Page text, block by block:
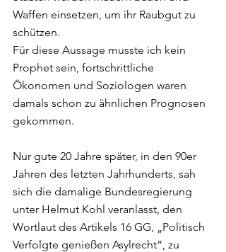
Waffen einsetzen, um ihr Raubgut zu
schützen.
Für diese Aussage musste ich kein
Prophet sein, fortschrittliche
Ökonomen und Soziologen waren
damals schon zu ähnlichen Prognosen
gekommen.
Nur gute 20 Jahre später, in den 90er
Jahren des letzten Jahrhunderts, sah
sich die damalige Bundesregierung
unter Helmut Kohl veranlasst, den
Wortlaut des Artikels 16 GG, „Politisch
Verfolgte genießen Asylrecht“, zu